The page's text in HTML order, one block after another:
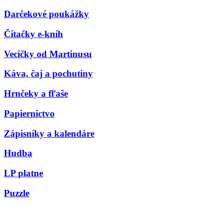
Darčekové poukážky
Čítačky e-kníh
Vecičky od Martinusu
Káva, čaj a pochutiny
Hrnčeky a fľaše
Papiernictvo
Zápisníky a kalendáre
Hudba
LP platne
Puzzle